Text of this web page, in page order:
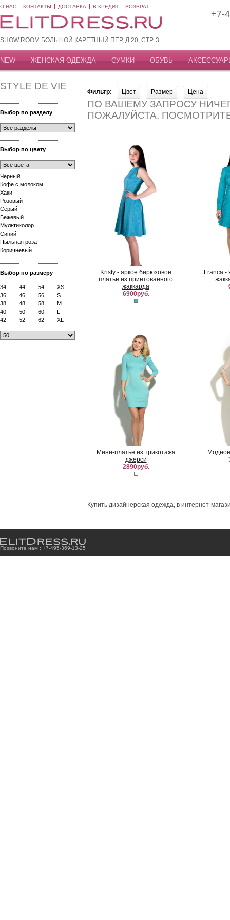
О НАС КОНТАКТЫ ДОСТАВКА В КРЕДИТ ВОЗВРАТ
SHOW ROOM БОЛЬШОЙ КАРЕТНЫЙ ПЕР, Д 20, СТР. 3
+7-
NEW ЖЕНСКАЯ ОДЕЖДА СУМКИ ОБУВЬ
STYLE DE VIE
Выбор по разделу
Выбор по цвету
Черный
Кофе с молоком
Хаки
Розовый
Серый
Бежевый
Мультиколор
Синий
Пыльная роза
Коричневый
Выбор по размеру
34 44 54
XS
36
46 56
S
38
48 58
M
40
50 60
L
42
52 62 XL
Фильтр: Цвет Размер Цена
ПО ВАШЕМУ ЗАПРОСУ
ПОЖАЛУЙСТА,
Kristy - яркое бирюзовое
платье из принтованного
жаккарда
6900руб.
Franca -
Мини-платье из трикотажа
джерси
2890руб.
Купить дизайнерская одежда, в интернет-
Позвоните нам : +7-495-369-13-25